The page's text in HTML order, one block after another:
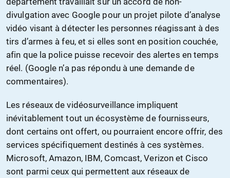
divulgation avec Google pour un projet pilote d’analyse
vidéo visant à détecter les personnes réagissant à des
tirs d’armes à feu, et si elles sont en position couchée,
afin que la police puisse recevoir des alertes en temps
réel. (Google n’a pas répondu à une demande de
commentaires).
Les réseaux de vidéosurveillance impliquent
inévitablement tout un écosystème de fournisseurs,
dont certains ont offert, ou pourraient encore offrir, des
services spécifiquement destinés à ces systèmes.
Microsoft, Amazon, IBM, Comcast, Verizon et Cisco
sont parmi ceux qui permettent aux réseaux de